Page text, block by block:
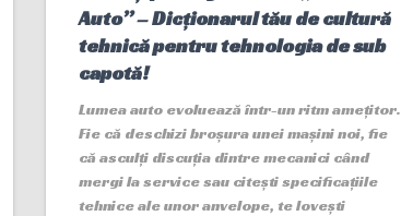
Auto” – Dicționarul tău de cultură
tehnică pentru tehnologia de sub
capotă!
Lumea auto evoluează într-un ritm amețitor.
Fie că deschizi broșura unei mașini noi, fie
că asculți discuția dintre mecanici când
mergi la service sau citești specificațiile
tehnice ale unor anvelope, te lovești